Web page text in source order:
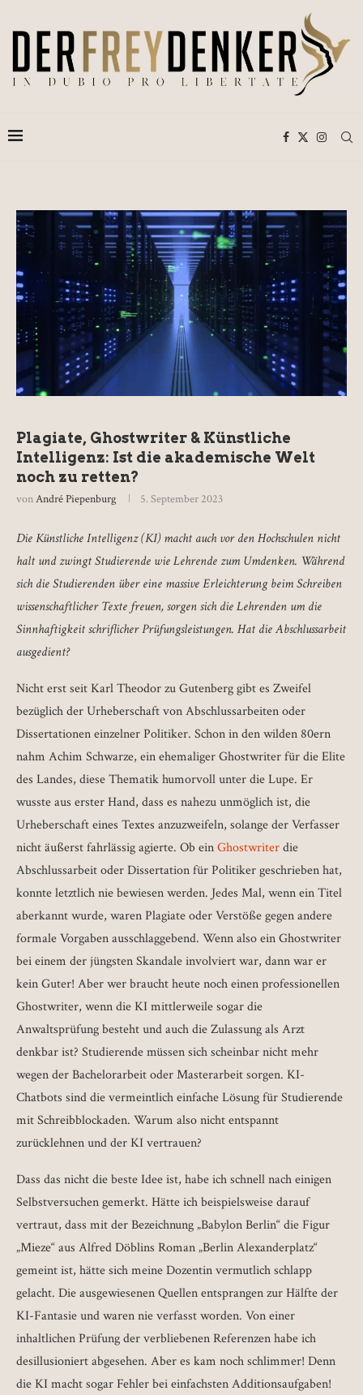
Plagiate, Ghostwriter & Künstliche
Intelligenz: Ist die akademische Welt
noch zu retten?
vonAndré Piepenburg 5. September 2023
Die Künstliche Intelligenz (KI) macht auch vor den Hochschulen nicht
halt und zwingt Studierende wie Lehrende zum Umdenken. Während
sich die Studierenden über eine massive Erleichterung beim Schreiben
wissenschaftlicher Texte freuen, sorgen sich die Lehrenden um die
Sinnhaftigkeit schriflicher Prüfungsleistungen. Hat die Abschlussarbeit
ausgedient?
Nicht erst seit Karl Theodor zu Gutenberg gibt es Zweifel
bezüglich der Urheberschaft von Abschlussarbeiten oder
Dissertationen einzelner Politiker. Schon in den wilden 80ern
nahm Achim Schwarze, ein ehemaliger Ghostwriter für die Elite
des Landes, diese Thematik humorvoll unter die Lupe. Er
wusste aus erster Hand, dass es nahezu unmöglich ist, die
Urheberschaft eines Textes anzuzweifeln, solange der Verfasser
nicht äußerst fahrlässig agierte. Ob einGhostwriterdie
Abschlussarbeit oder Dissertation für Politiker geschrieben hat,
konnte letztlich nie bewiesen werden. Jedes Mal, wenn ein Titel
aberkannt wurde, waren Plagiate oder Verstöße gegen andere
formale Vorgaben ausschlaggebend. Wenn also ein Ghostwriter
bei einem der jüngsten Skandale involviert war, dann war er
kein Guter! Aber wer braucht heute noch einen professionellen
Ghostwriter, wenn die KI mittlerweile sogar die
Anwaltsprüfung besteht und auch die Zulassung als Arzt
denkbar ist? Studierende müssen sich scheinbar nicht mehr
wegen der Bachelorarbeit oder Masterarbeit sorgen. KI-
Chatbots sind die vermeintlich einfache Lösung für Studierende
mit Schreibblockaden. Warum also nicht entspannt
zurücklehnen und der KI vertrauen?
Dass das nicht die beste Idee ist, habe ich schnell nach einigen
Selbstversuchen gemerkt. Hätte ich beispielsweise darauf
vertraut, dass mit der Bezeichnung „Babylon Berlin“ die Figur
„Mieze“ aus Alfred Döblins Roman „Berlin Alexanderplatz“
gemeint ist, hätte sich meine Dozentin vermutlich schlapp
gelacht. Die ausgewiesenen Quellen entsprangen zur Hälfte der
KI-Fantasie und waren nie verfasst worden. Von einer
inhaltlichen Prüfung der verbliebenen Referenzen habe ich
desillusioniert abgesehen. Aber es kam noch schlimmer! Denn
die KI macht sogar Fehler bei einfachsten Additionsaufgaben!